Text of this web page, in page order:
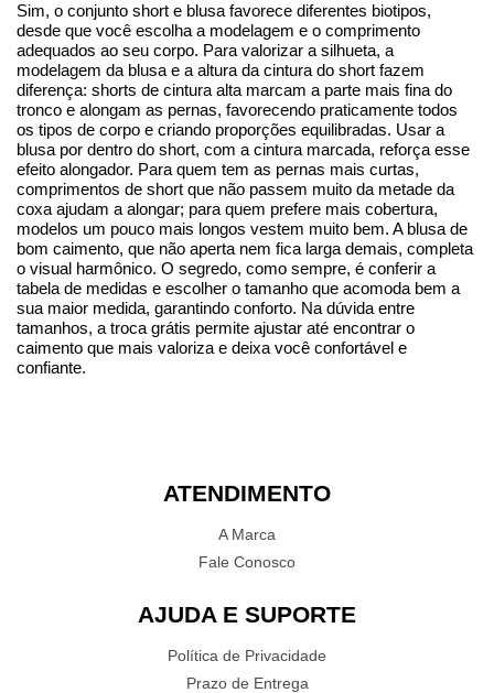
Sim, o conjunto short e blusa favorece diferentes biotipos,
desde que você escolha a modelagem e o comprimento
adequados ao seu corpo. Para valorizar a silhueta, a
modelagem da blusa e a altura da cintura do short fazem
diferença: shorts de cintura alta marcam a parte mais fina do
tronco e alongam as pernas, favorecendo praticamente todos
os tipos de corpo e criando proporções equilibradas. Usar a
blusa por dentro do short, com a cintura marcada, reforça esse
efeito alongador. Para quem tem as pernas mais curtas,
comprimentos de short que não passem muito da metade da
coxa ajudam a alongar; para quem prefere mais cobertura,
modelos um pouco mais longos vestem muito bem. A blusa de
bom caimento, que não aperta nem fica larga demais, completa
o visual harmônico. O segredo, como sempre, é conferir a
tabela de medidas e escolher o tamanho que acomoda bem a
sua maior medida, garantindo conforto. Na dúvida entre
tamanhos, a troca grátis permite ajustar até encontrar o
caimento que mais valoriza e deixa você confortável e
confiante.
ATENDIMENTO
A Marca
Fale Conosco
AJUDA E SUPORTE
Política de Privacidade
Prazo de Entrega